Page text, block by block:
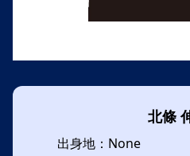
北條
出身地：None